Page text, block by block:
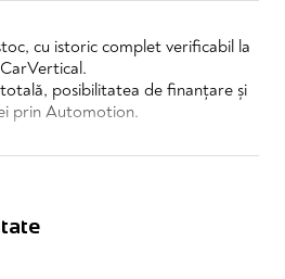
cu istoric complet verificabil la
posibilitatea de finanțare și
prin Automotion.
E53 EQ BOOST
si raport CarVertical